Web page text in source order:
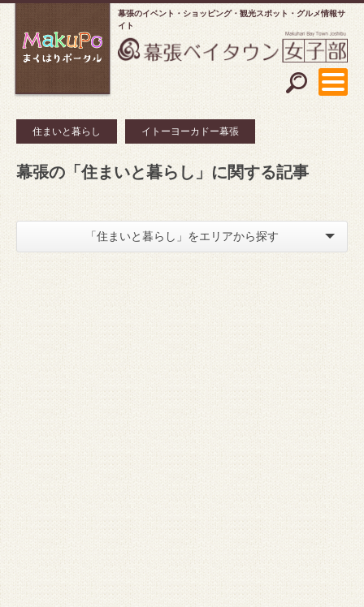
幕張のイベント・ショッピング
観光スポット・グルメ情報サ
イト
住まいと暮らし イトーヨーカドー幕張
幕張の「住まいと暮らし」に関する記事
「住まいと暮らし」をエリアから探す